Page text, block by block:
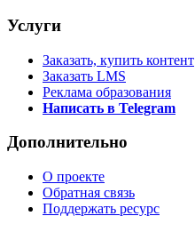
Услуги
Заказать, купить контент
Заказать LMS
Реклама образования
Написать в Telegram
Дополнительно
О проекте
Обратная связь
Поддержать ресурс